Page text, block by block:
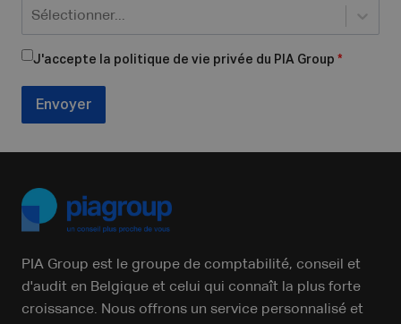
Sélectionner...
J'accepte la politique de vie privée du PIA Group *
Envoyer
PIA Group est le groupe de comptabilité, conseil et
d'audit en Belgique et celui qui connaît la plus forte
croissance. Nous offrons un service personnalisé et